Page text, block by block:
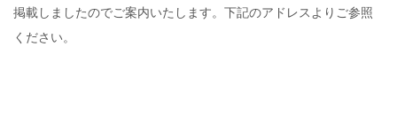
掲載しましたのでご案内いたします。下記のアドレスよりご参照
ください。